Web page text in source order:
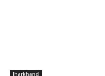
Jharkhand